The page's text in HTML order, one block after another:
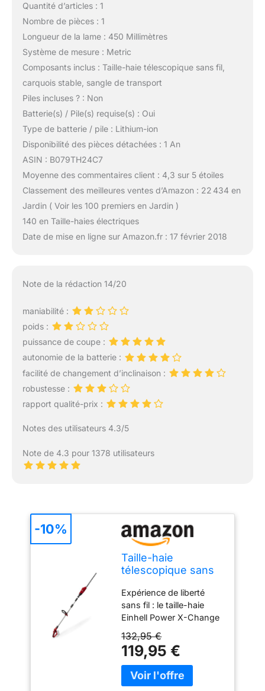
Quantité d’articles : 1
Nombre de pièces : 1
Longueur de la lame : 450 Millimètres
Système de mesure : Metric
Composants inclus : Taille-haie télescopique sans fil,
carquois stable, sangle de transport
Piles incluses ? : Non
Batterie(s) / Pile(s) requise(s) : Oui
Type de batterie / pile : Lithium-ion
Disponibilité des pièces détachées : 1 An
ASIN : B079TH24C7
Moyenne des commentaires client : 4,3 sur 5 étoiles
Classement des meilleures ventes d’Amazon : 22 434 en
Jardin ( Voir les 100 premiers en Jardin )
140 en Taille-haies électriques
Date de mise en ligne sur Amazon.fr : 17 février 2018
Note de la rédaction 14/20
maniabilité :
poids :
puissance de coupe :
autonomie de la batterie :
facilité de changement d’inclinaison :
robustesse :
rapport qualité-prix :
Notes des utilisateurs 4.3/5
Note de 4.3 pour 1378 utilisateurs
Taille-haie
télescopique sans
18/45 Li T-Solo
Expérience de liberté
sans fil : le taille-haie
Einhell Power X-Change
alimenté par batterie est
l'outil parfait pour couper
les haies, les buissons et
le feuillage d'arbres en
132,95 €
119,95 €
-10%